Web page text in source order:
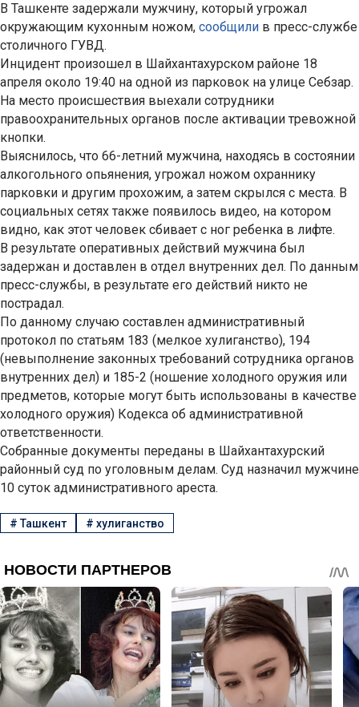
В Ташкенте задержали мужчину, который угрожал
окружающим кухонным ножом, сообщили в пресс-службе
столичного ГУВД.
Инцидент произошел в Шайхантахурском районе 18
апреля около 19:40 на одной из парковок на улице Себзар.
На место происшествия выехали сотрудники
правоохранительных органов после активации тревожной
кнопки.
Выяснилось, что 66-летний мужчина, находясь в состоянии
алкогольного опьянения, угрожал ножом охраннику
парковки и другим прохожим, а затем скрылся с места. В
социальных сетях также появилось видео, на котором
видно, как этот человек сбивает с ног ребенка в лифте.
В результате оперативных действий мужчина был
задержан и доставлен в отдел внутренних дел. По данным
пресс-службы, в результате его действий никто не
пострадал.
По данному случаю составлен административный
протокол по статьям 183 (мелкое хулиганство), 194
(невыполнение законных требований сотрудника органов
внутренних дел) и 185-2 (ношение холодного оружия или
предметов, которые могут быть использованы в качестве
холодного оружия) Кодекса об административной
ответственности.
Собранные документы переданы в Шайхантахурский
районный суд по уголовным делам. Суд назначил мужчине
10 суток административного ареста.
#Ташкент # хулиганство